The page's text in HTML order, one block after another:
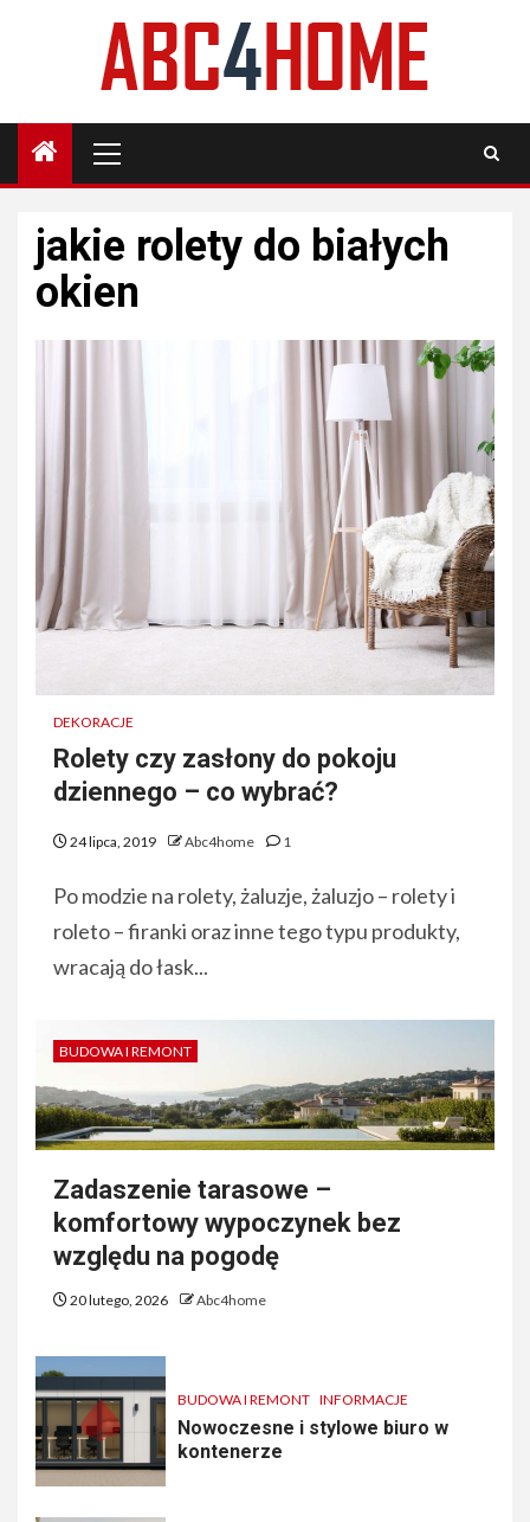
Menu
jakie rolety do białych
okien
DEKORACJE
Rolety czy zasłony do pokoju
dziennego – co wybrać?
24 lipca, 2019 Abc4home 1
Po modzie na rolety, żaluzje, żaluzjo – rolety i
roleto – firanki oraz inne tego typu produkty,
wracają do łask...
BUDOWA I REMONT
Zadaszenie tarasowe –
komfortowy wypoczynek bez
względu na pogodę
20 lutego, 2026 Abc4home
BUDOWA I REMONT INFORMACJE
Nowoczesne i stylowe biuro w
kontenerze